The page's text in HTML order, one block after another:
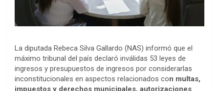
La diputada Rebeca Silva Gallardo (NAS) informó que el
máximo tribunal del país declaró inválidas 53 leyes de
ingresos y presupuestos de ingresos por considerarlas
inconstitucionales en aspectos relacionados con multas,
impuestos y derechos municipales, autorizaciones